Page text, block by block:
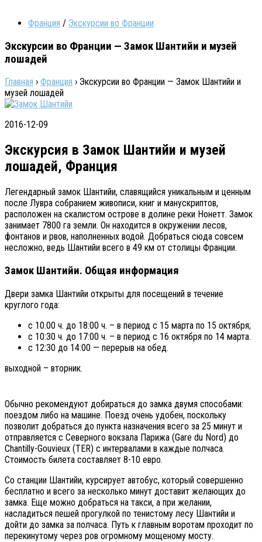
Франция / Экскурсии во Франции
Экскурсии во Франции — Замок Шантийи и музей
лошадей
Главная › Франция › Экскурсии во Франции — Замок Шантийи и
музей лошадей
2016-12-09
Экскурсия в Замок Шантийи и музей
лошадей, Франция
Легендарный замок Шантийи, славящийся уникальным и ценным
после Лувра собранием живописи, книг и манускриптов,
расположен на скалистом острове в долине реки Нонетт. Замок
занимает 7800 га земли. Он находится в окружении лесов,
фонтанов и рвов, наполненных водой. Добраться сюда совсем
несложно, ведь Шантийи всего в 49 км от столицы Франции.
Замок Шантийи. Общая информация
Двери замка Шантийи открыты для посещений в течение
круглого года:
с 10.00 ч. до 18:00 ч. – в период с 15 марта по 15 октября;
с 10:30 ч. до 17:00 ч. – в период с 16 октября по 14 марта.
с 12:30 до 14:00 — перерыв на обед.
выходной – вторник.
Обычно рекомендуют добираться до замка двумя способами:
поездом либо на машине. Поезд очень удобен, поскольку
позволит добраться до пункта назначения всего за 25 минут и
отправляется с Северного вокзала Парижа (Gare du Nord) до
Chantilly-Gouvieux (TER) с интервалами в каждые полчаса.
Стоимость билета составляет 8-10 евро.
Со станции Шантийи, курсирует автобус, который совершенно
бесплатно и всего за несколько минут доставит желающих до
замка. Еще можно добраться на такси, а при желании,
насладиться пешей прогулкой по тенистому лесу Шантийи и
дойти до замка за полчаса. Путь к главным воротам проходит по
перекинутому через ров огромному мощеному мосту.